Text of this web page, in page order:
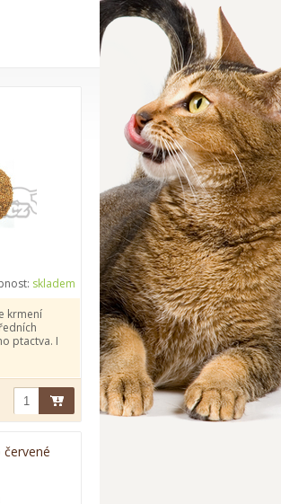
skladem
krmení
ptactva. I
červené